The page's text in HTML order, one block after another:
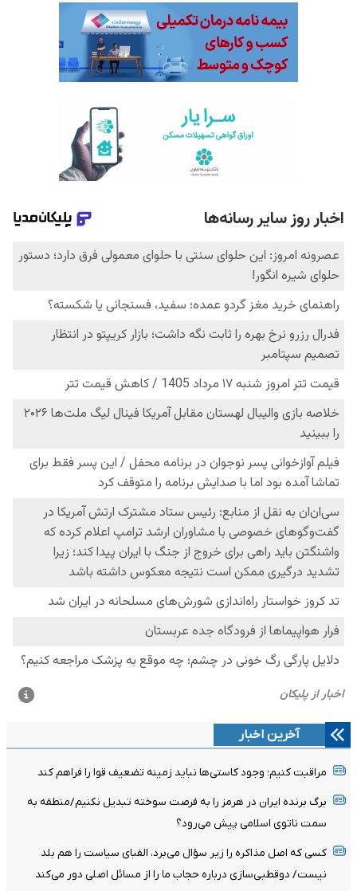
آخرین اخبار
مراقبت کنیم؛ وجود کاستی‌ها نباید زمینه تضعیف قوا را فراهم کند
برگ برنده ایران در هرمز را به فرصت سوخته تبدیل نکنیم/منطقه به
سمت ناتوی اسلامی پیش می‌رود؟
کسی که اصل مذاکره را زیر سؤال می‌برد، الفبای سیاست را هم بلد
نیست/ دوقطبی‌سازی درباره حجاب ما را از مسائل اصلی دور می‌کند